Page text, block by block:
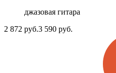
джазовая гитара
2 872 руб.3 590 руб.